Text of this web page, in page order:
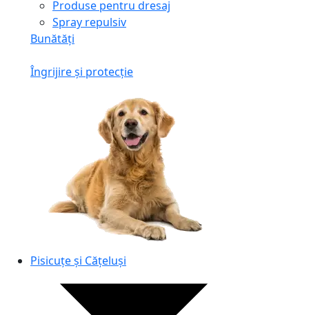
Produse pentru dresaj
Spray repulsiv
Bunătăți
Îngrijire și protecție
Pisicuțe și Cățeluși